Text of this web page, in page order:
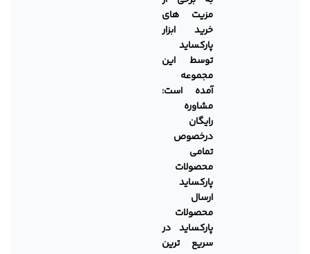
مزیت های
خرید ابزار
پارکساید
توسط این
مجموعه
آمده است:
مشاوره
رایگان
درخصوص
تمامی
محصولات
پارکساید
ارسال
محصولات
پارکساید در
سریع ترین